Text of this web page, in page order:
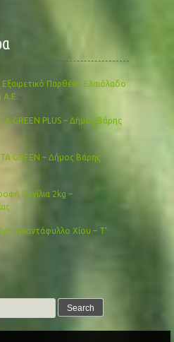
Παρθένο Ελαιόλαδο
Α.Ε.
GREEN PLUS – Δήμος Βάρης
GREEN – Δήμος Βάρης
Βανίλια 2kg –
τριαντάφυλλο Χίου – Τ’